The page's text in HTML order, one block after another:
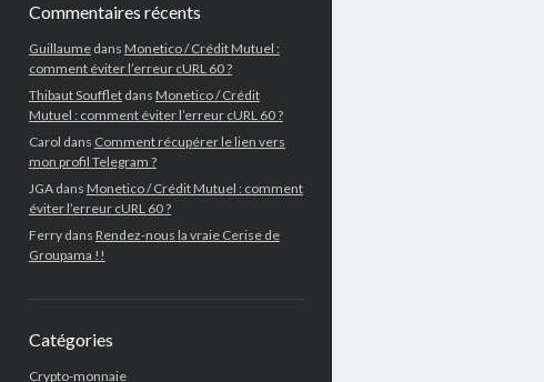
Commentaires récents
Guillaumedans Monetico / Crédit Mutuel :
comment éviter l’erreur cURL 60 ?
Thibaut Souffletdans Monetico / Crédit
Mutuel : comment éviter l’erreur cURL 60 ?
Carol dans Comment récupérer le lien vers
mon profil Telegram ?
JGAdans Monetico / Crédit Mutuel : comment
éviter l’erreur cURL 60 ?
Ferrydans Rendez-nous la vraie Cerise de
Groupama !!
Catégories
Crypto-monnaie